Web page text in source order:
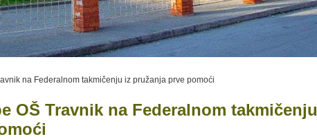
na Federalnom takmičenju iz pružanja prve pomoći
OŠ Travnik na Federalnom takmičenju